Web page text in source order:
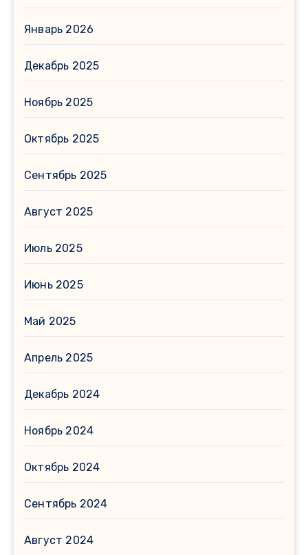
Январь 2026
Декабрь 2025
Ноябрь 2025
Октябрь 2025
Сентябрь 2025
Август 2025
Июль 2025
Июнь 2025
Май 2025
Апрель 2025
Декабрь 2024
Ноябрь 2024
Октябрь 2024
Сентябрь 2024
Август 2024